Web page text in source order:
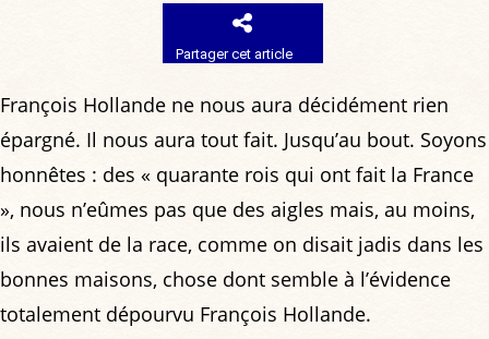
Partager cet article
François Hollande ne nous aura décidément rien
épargné. Il nous aura tout fait. Jusqu’au bout. Soyons
honnêtes : des « quarante rois qui ont fait la France
», nous n’eûmes pas que des aigles mais, au moins,
ils avaient de la race, comme on disait jadis dans les
bonnes maisons, chose dont semble à l’évidence
totalement dépourvu François Hollande.